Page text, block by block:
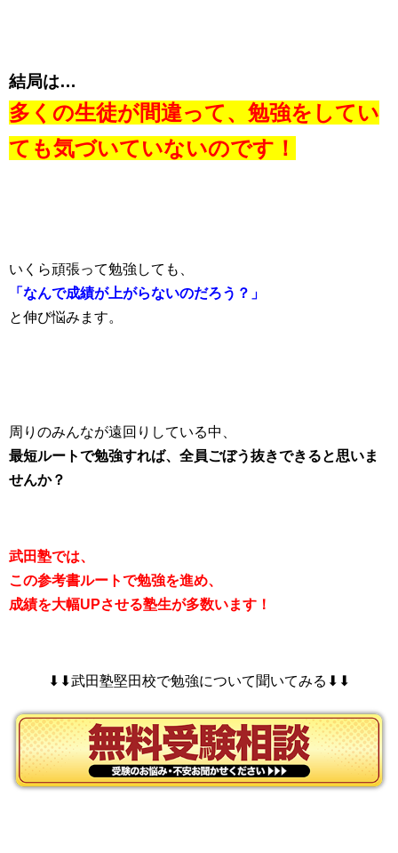
結局は…
多くの生徒が間違って、勉強をしてい
ても気づいていないのです！
いくら頑張って勉強しても、
「なんで成績が上がらないのだろう？」
と伸び悩みます。
周りのみんなが遠回りしている中、
最短ルートで勉強すれば、 全員ごぼう抜きできると思いま
せんか？
武田塾では、
この参考書ルートで勉強を進め、
成績を大幅UPさせる塾生が多数います！
⬇︎⬇︎武田塾堅田校で勉強について聞いてみる⬇︎⬇︎